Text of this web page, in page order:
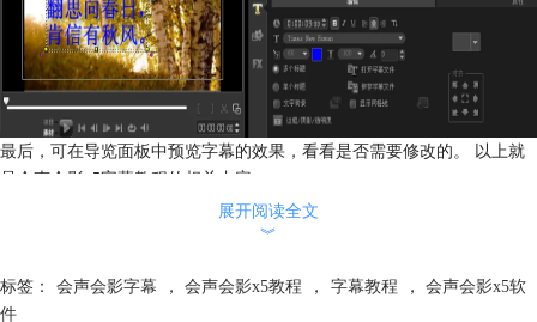
最后，可在导览面板中预览字幕的效果，看看是否需要修改的。 以上就
是会声会影x5字幕教程的相关内容。
更多关于会声会影软件的内容，可以到会声会影中文官网
展开阅读全文
︾
标签： 会声会影字幕 ， 会声会影x5教程 ， 字幕教程 ，
会声会影x5软
件